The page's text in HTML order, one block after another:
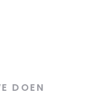
DOEN